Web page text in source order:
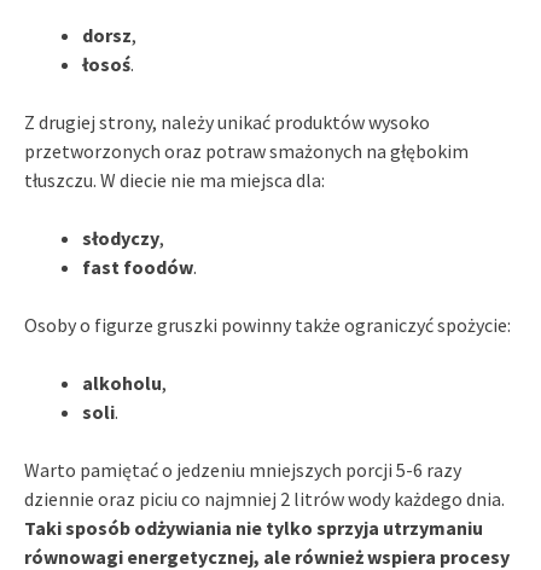
dorsz,
łosoś.
Z drugiej strony, należy unikać produktów wysoko
przetworzonych oraz potraw smażonych na głębokim
tłuszczu. W diecie nie ma miejsca dla:
słodyczy,
fast foodów.
Osoby o figurze gruszki powinny także ograniczyć spożycie:
alkoholu,
soli.
Warto pamiętać o jedzeniu mniejszych porcji 5-6 razy
dziennie oraz piciu co najmniej 2 litrów wody każdego dnia.
Taki sposób odżywiania nie tylko sprzyja utrzymaniu
równowagi energetycznej, ale również wspiera procesy